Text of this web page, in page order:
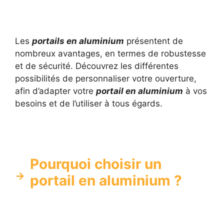
Les portails en aluminium présentent de
nombreux avantages, en termes de robustesse
et de sécurité. Découvrez les différentes
possibilités de personnaliser votre ouverture,
afin d’adapter votre portail en aluminium à vos
besoins et de l’utiliser à tous égards.
Pourquoi choisir un
portail en aluminium ?